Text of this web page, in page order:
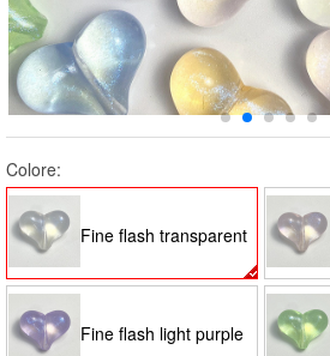
Colore:
Fine flash transparent
white
Fine flash light purple